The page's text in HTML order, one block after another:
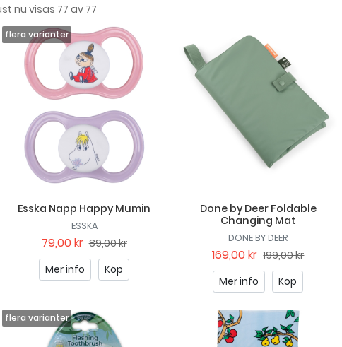
nu visas 77 av 77
Esska Napp Happy Mumin
ESSKA
79,00 kr 89,00 kr
Mer info
Köp
Done by Deer Foldable
Changing Mat
DONE BY DEER
169,00 kr 199,00 kr
Mer info
Köp